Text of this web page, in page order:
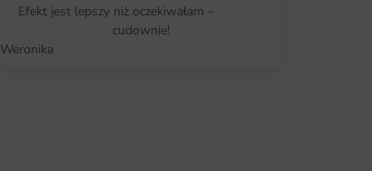
Efekt jest lepszy niż oczekiwałam –
cudownie!
Weronika